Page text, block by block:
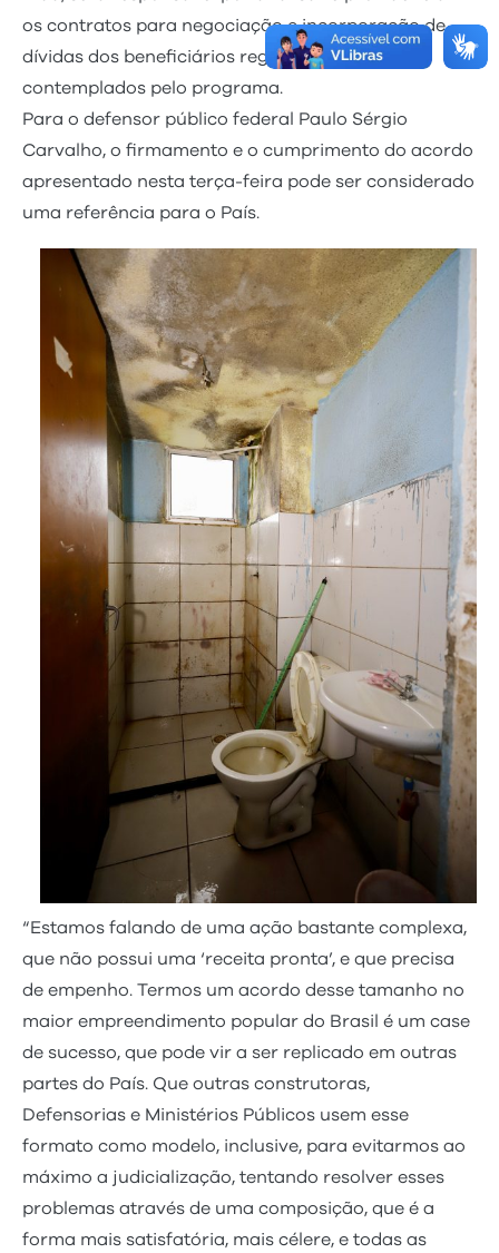
os contratos para negociação e incorporação de
dívidas dos beneficiários regularmente
contemplados pelo programa.
Para o defensor público federal Paulo Sérgio
Carvalho, o firmamento e o cumprimento do acordo
apresentado nesta terça-feira pode ser considerado
uma referência para o País.
“Estamos falando de uma ação bastante complexa,
que não possui uma ‘receita pronta’, e que precisa
de empenho. Termos um acordo desse tamanho no
maior empreendimento popular do Brasil é um case
de sucesso, que pode vir a ser replicado em outras
partes do País. Que outras construtoras,
Defensorias e Ministérios Públicos usem esse
formato como modelo, inclusive, para evitarmos ao
máximo a judicialização, tentando resolver esses
problemas através de uma composição, que é a
forma mais satisfatória, mais célere, e todas as